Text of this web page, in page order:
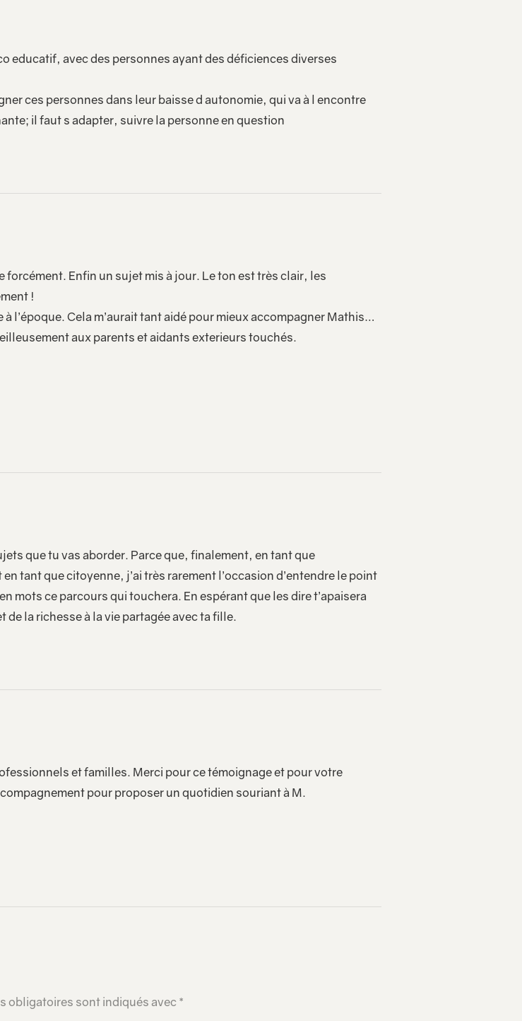
educatif, avec des personnes ayant des déficiences diverses
ces personnes dans leur baisse d autonomie, qui va à l encontre
il faut s adapter, suivre la personne en question
Enfin un sujet mis à jour. Le ton est très clair, les
!
l’époque. Cela m’aurait tant aidé pour mieux accompagner Mathis…
aux parents et aidants exterieurs touchés.
que tu vas aborder. Parce que, finalement, en tant que
tant que citoyenne, j’ai très rarement l’occasion d’entendre le point
mots ce parcours qui touchera. En espérant que les dire t’apaisera
la richesse à la vie partagée avec ta fille.
et familles. Merci pour ce témoignage et pour votre
pour proposer un quotidien souriant à M.
obligatoires sont indiqués avec *